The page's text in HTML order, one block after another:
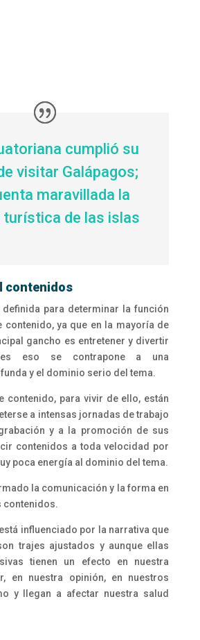
cumplió su
visitar Galápagos;
maravillada la
turística de las islas
contenidos
definida para determinar la función
contenido, ya que en la mayoría de
gancho es entretener y divertir
eso se contrapone a una
y el dominio serio del tema.
contenido, para vivir de ello, están
a intensas jornadas de trabajo
y a la promoción de sus
contenidos a toda velocidad por
poca energía al dominio del tema.
la comunicación y la forma en
contenidos.
influenciado por la narrativa que
trajes ajustados y aunque ellas
tienen un efecto en nuestra
en nuestra opinión, en nuestros
y llegan a afectar nuestra salud